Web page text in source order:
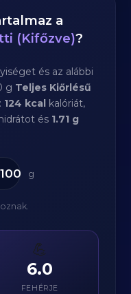
a
(Kifőzve)?
és az alábbi
g Teljes Kiőrlésű
124 kcal kalóriát,
és 1.71 g
g
💪
6.0
FEHÉRJE